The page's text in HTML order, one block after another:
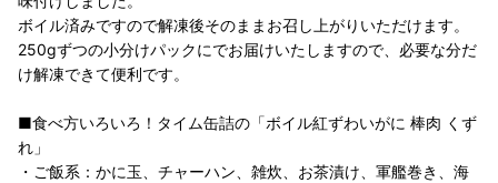
ボイル済みですので解凍後そのままお召し上がりいただけます。
250gずつの小分けパックにでお届けいたしますので、必要な分だ
け解凍できて便利です。
■食べ方いろいろ！タイム缶詰の「ボイル紅ずわいがに 棒肉 くず
れ」
・ご飯系：かに玉、チャーハン、雑炊、お茶漬け、軍艦巻き、海